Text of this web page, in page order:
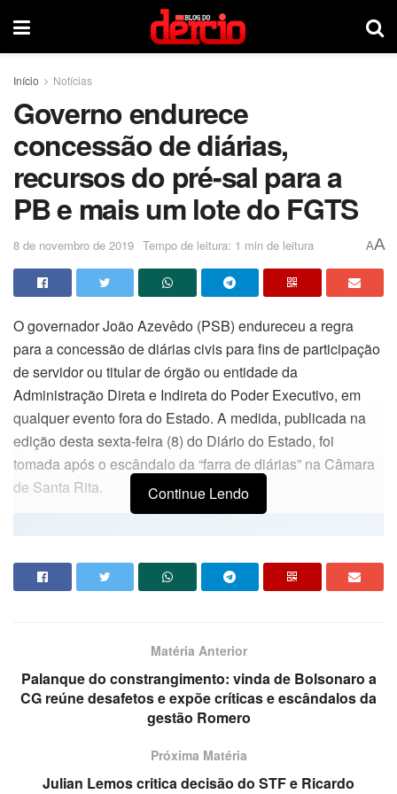
Início Notícias
Governo endurece
concessão de diárias,
recursos do pré-sal para a
PB e mais um lote do FGTS
8 de novembro de 2019 Tempo de leitura: 1 min de leitura AA
O governador João Azevêdo (PSB) endureceu a regra
para a concessão de diárias civis para fins de participação
de servidor ou titular de órgão ou entidade da
Administração Direta e Indireta do Poder Executivo, em
qualquer evento fora do Estado. A medida, publicada na
edição desta sexta-feira (8) do Diário do Estado, foi
tomada após o escândalo da “farra de diárias” na Câmara
de Santa Rita.
Continue Lendo
Matéria Anterior
Palanque do constrangimento: vinda de Bolsonaro a
CG reúne desafetos e expõe críticas e escândalos da
gestão Romero
Próxima Matéria
Julian Lemos critica decisão do STF e Ricardo